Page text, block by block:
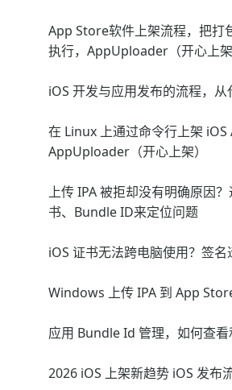
App Store软件上架流程，把打
执行，AppUploader（开心上
iOS 开发与应用发布的流程，
在 Linux 上通过命令行上架 iOS
AppUploader（开心上架）
上传 IPA 被拒却没有明确原因
书、Bundle ID来定位问题
iOS 证书无法跨电脑使用？签
Windows 上传 IPA 到 App
应用 Bundle Id 管理，如何查
2026 iOS 上架新趋势 iOS 发布